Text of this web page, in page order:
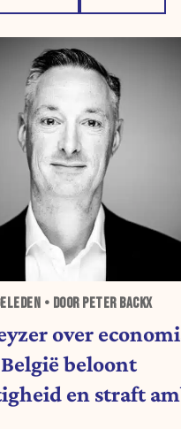
• DOOR PETER BACKX
over
beloont
en straft